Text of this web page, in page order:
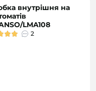
внутрішня на
LMA108
2